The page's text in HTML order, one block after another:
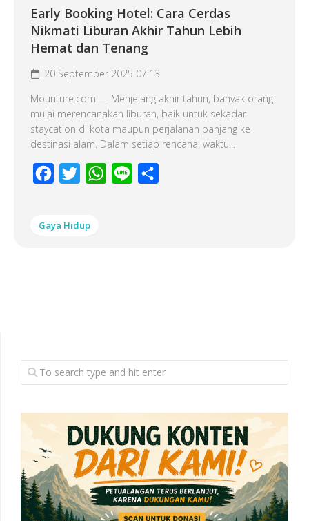
Early Booking Hotel: Cara Cerdas
Nikmati Liburan Akhir Tahun Lebih
Hemat dan Tenang
20 September 2025 07:13
Mounture.com — Menjelang akhir tahun, banyak orang
mulai merencanakan liburan, baik untuk sekadar
staycation di kota maupun perjalanan panjang ke
destinasi alam. Dalam setiap rencana, waktu...
Facebook
Twitter WhatsApp
Line
Gaya Hidup